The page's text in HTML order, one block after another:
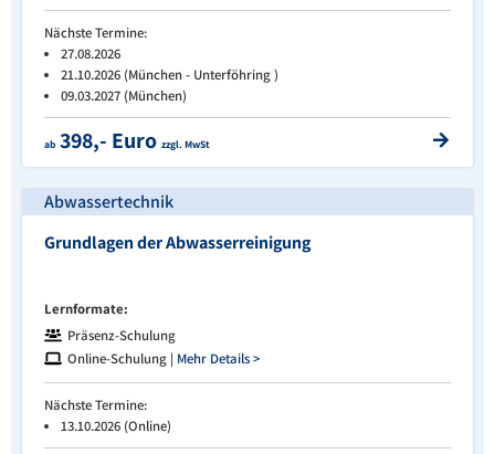
Nächste Termine:
27.08.2026
21.10.2026 (München - Unterföhring )
09.03.2027 (München)
ab 398,- Euro zzgl. MwSt
Abwassertechnik
Grundlagen der Abwasserreinigung
Lernformate:
Präsenz-Schulung
Online-Schulung | Mehr Details >
Nächste Termine:
13.10.2026 (Online)